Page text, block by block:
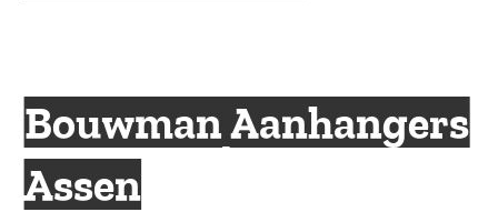
Bouwman Aanhangers
Assen